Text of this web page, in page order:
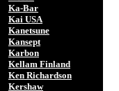
Ka-Bar
Kai USA
Kanetsune
Kansept
Karbon
Kellam Finland
Ken Richardson
Kershaw